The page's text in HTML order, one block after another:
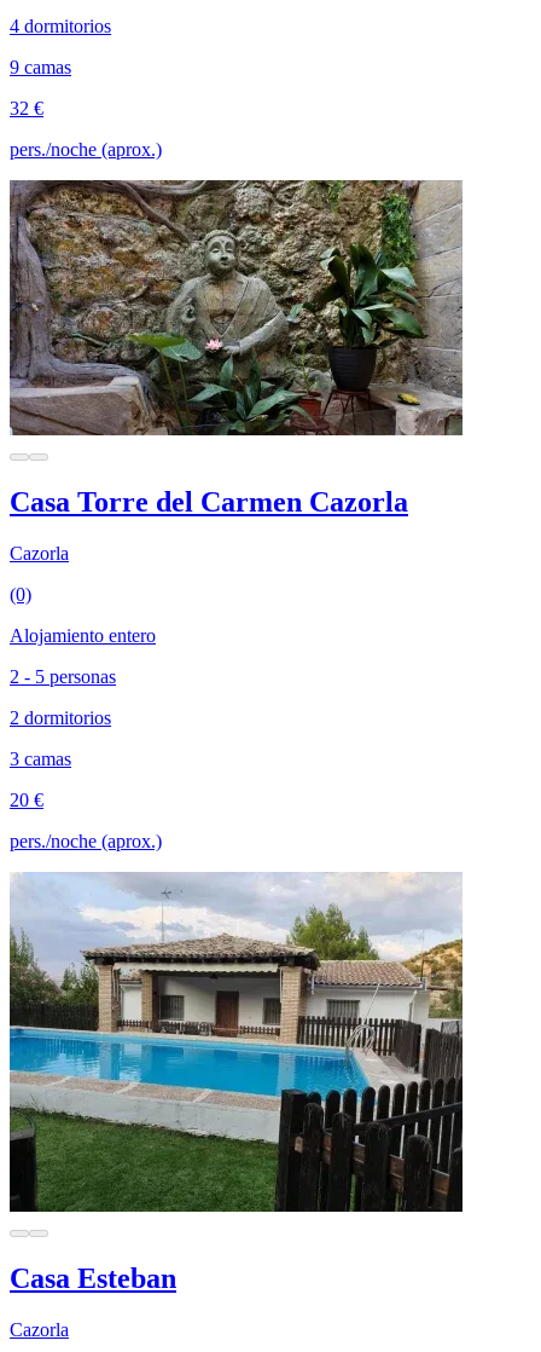
4 dormitorios
9 camas
32 €
pers./noche (aprox.)
Casa Torre del Carmen Cazorla
Cazorla
(0)
Alojamiento entero
2 - 5 personas
2 dormitorios
3 camas
20 €
pers./noche (aprox.)
Casa Esteban
Cazorla